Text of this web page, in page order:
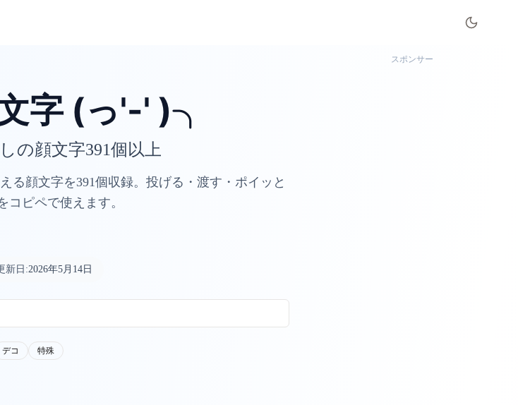
字 (っ'-' )╮
の顔文字391個以上
る顔文字を391個収録。投げる・渡す・ポイッと
コピペで使えます。
新日:2026年5月14日
デコ 特殊
スポンサー